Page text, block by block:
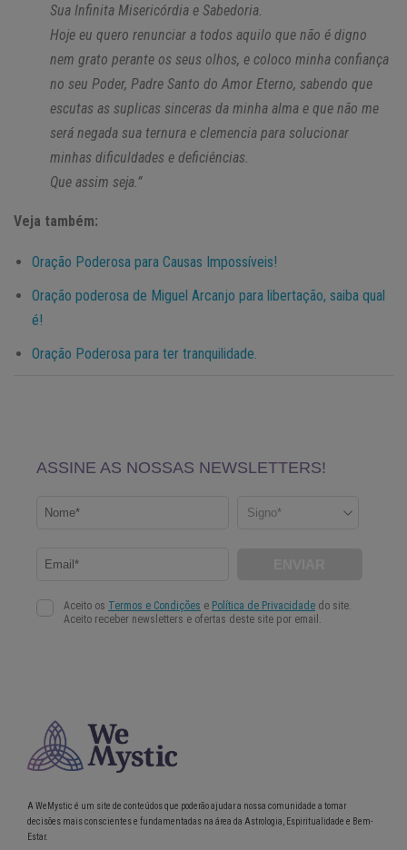
Sua Infinita Misericórdia e Sabedoria.
Hoje eu quero renunciar a todos aquilo que não é digno
nem grato perante os seus olhos, e coloco minha confiança
no seu Poder, Padre Santo do Amor Eterno, sabendo que
escutas as suplicas sinceras da minha alma e que não me
será negada sua ternura e clemencia para solucionar
minhas dificuldades e deficiências.
Que assim seja.”
Veja também:
Oração Poderosa para Causas Impossíveis!
Oração poderosa de Miguel Arcanjo para libertação, saiba qual
é!
Oração Poderosa para ter tranquilidade.
A WeMystic é um site de conteúdos que poderão ajudar a nossa comunidade a tomar
decisões mais conscientes e fundamentadas na área da Astrologia, Espiritualidade e Bem-
Estar.